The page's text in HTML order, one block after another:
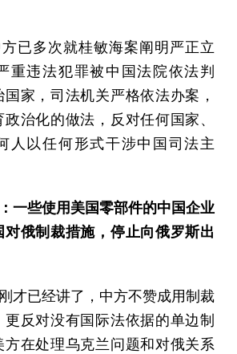
已多次就桂敏海案阐明严正立
重违法犯罪被中国法院依法判
家，司法机关严格依法办案，
治化的做法，反对任何国家、
人以任何形式干涉中国司法主
一些使用美国零部件的中国企业
对俄制裁措施，停止向俄罗斯出
才已经讲了，中方不赞成用制裁
反对没有国际法依据的单边制
方在处理乌克兰问题和对俄关系